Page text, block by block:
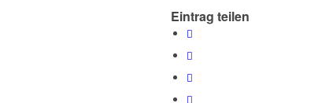
Eintrag teilen